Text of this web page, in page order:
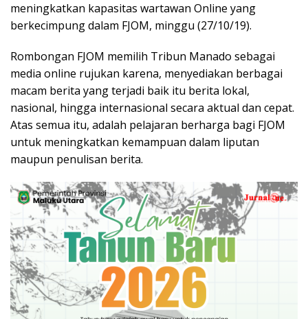
meningkatkan kapasitas wartawan Online yang
berkecimpung dalam FJOM, minggu (27/10/19).
Rombongan FJOM memilih Tribun Manado sebagai
media online rujukan karena, menyediakan berbagai
macam berita yang terjadi baik itu berita lokal,
nasional, hingga internasional secara aktual dan cepat.
Atas semua itu, adalah pelajaran berharga bagi FJOM
untuk meningkatkan kemampuan dalam liputan
maupun penulisan berita.